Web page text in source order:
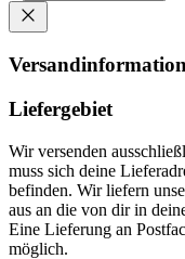
Liefergebiet
Wir versenden
muss sich deine
befinden. Wir liefern
aus an die von dir in
Eine Lieferung an
möglich.